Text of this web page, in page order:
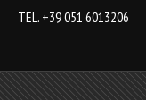
TEL. +39 051 6013206